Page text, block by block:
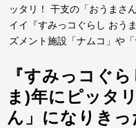
ッタリ！ 干支の「おうまさ
イイ『すみっコぐらし おう
ズメント施設「ナムコ」や
『すみっコぐ
ま)年にピッタ
ん」になりき